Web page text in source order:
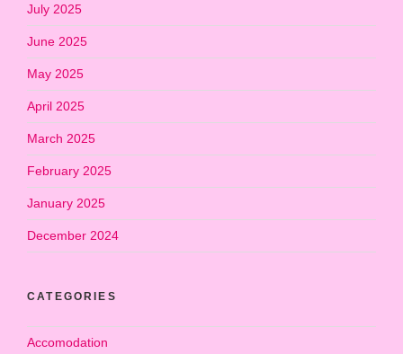
July 2025
June 2025
May 2025
April 2025
March 2025
February 2025
January 2025
December 2024
CATEGORIES
Accomodation